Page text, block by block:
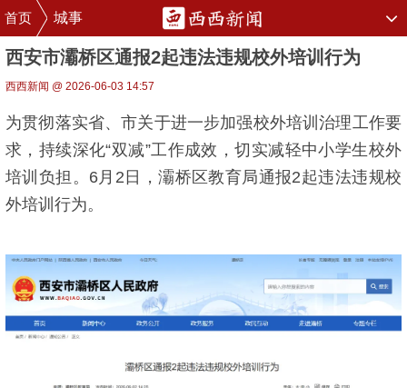
首页 城事
西安市灞桥区通报2起违法违规校外培训行为
西西新闻 @ 2026-06-03 14:57
为贯彻落实省、市关于进一步加强校外培训治理工作要
求，持续深化“双减”工作成效，切实减轻中小学生校外
培训负担。6月2日，灞桥区教育局通报2起违法违规校
外培训行为。